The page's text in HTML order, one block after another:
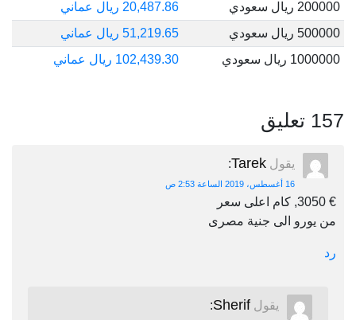
200000 ريال سعودي
20,487.86 ريال عماني
500000 ريال سعودي
51,219.65 ريال عماني
1000000 ريال سعودي
102,439.30 ريال عماني
157 تعليق
يقول Tarek
:
16 أغسطس، 2019 الساعة 2:53 ص
€ 3050, كام اعلى سعر
من يورو الى جنية مصرى
رد
يقول Sherif
: